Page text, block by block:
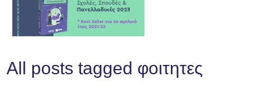
All posts tagged φοιτητες